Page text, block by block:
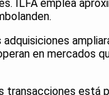
ILFA emplea
en mercados
transacciones